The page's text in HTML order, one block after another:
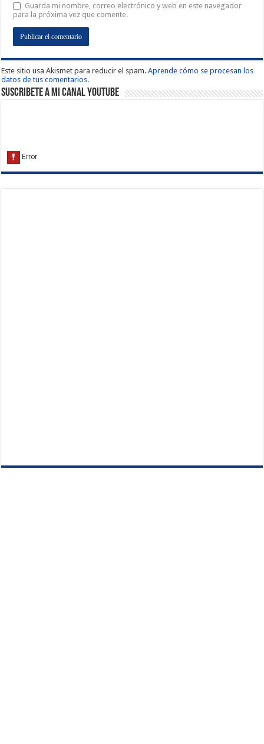
Guarda mi nombre, correo electrónico y web en este navegador
para la próxima vez que comente.
Este sitio usa Akismet para reducir el spam.Aprende cómo se procesan los
datos de tus comentarios.
Suscribete a Mi Canal Youtube